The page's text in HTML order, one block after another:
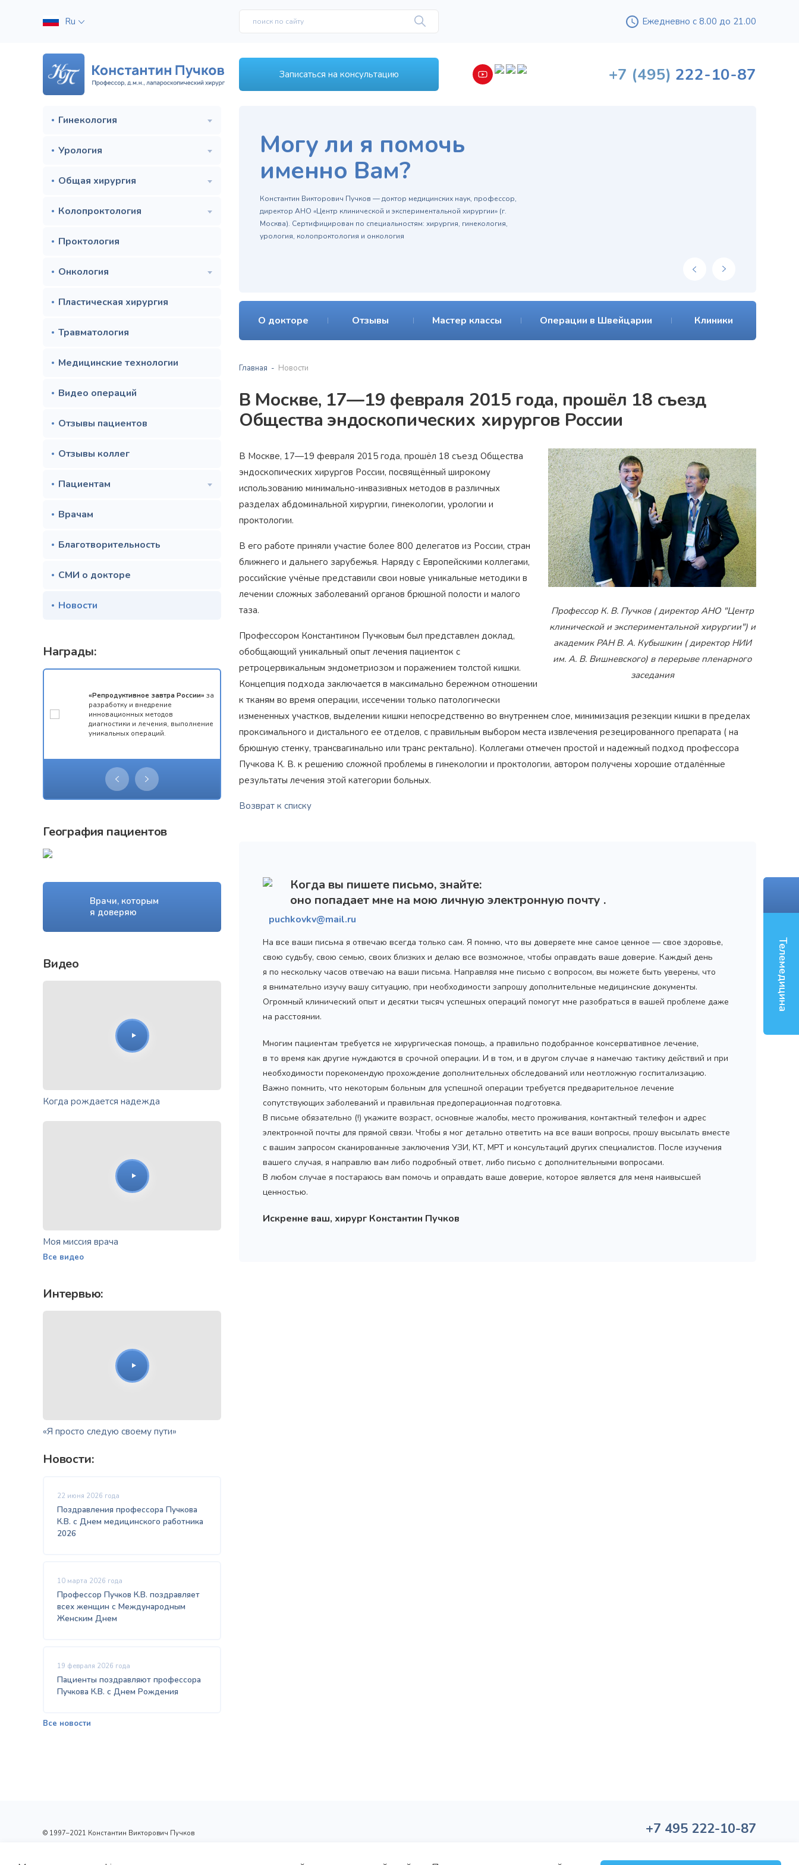
Ru Ежедневно с 8.00 до 21.00
Записаться на консультацию +7 (495) 222-10-87
Гинекология
Урология
Общая хирургия
Колопроктология
Проктология
Онкология
Пластическая хирургия
Травматология
Медицинские технологии
Видео операций
Отзывы пациентов
Отзывы коллег
Пациентам
Врачам
Благотворительность
СМИ о докторе
Новости
Награды:
«Репродуктивное завтра России» за
разработку и внедрение
инновационных методов
диагностики и лечения, выполнение
уникальных операций.
Орден «Честь и Слава Великой
России»за заслуги перед
Отечеством
Награжден почетным
лучший лапароскопический хирург
России
в развитие оперативной
гинекологии и эндоскопии
География пациентов
Врачи, которым
я доверяю
Видео
Когда рождается надежда
Моя миссия врача
Все видео
Интервью:
«Я просто следую своему пути»
Новости:
22 июня 2026 года
Поздравления профессора Пучкова
К.В. с Днем медицинского работника
2026
10 марта 2026 года
Профессор Пучков К.В. поздравляет
всех женщин с Международным
Женским Днем
19 февраля 2026 года
Пациенты поздравляют профессора
Пучкова К.В. с Днем Рождения
Все новости
Могу ли я помочь
именно Вам?
Константин Викторович Пучков — доктор медицинских наук, профессор,
директор АНО «Центр клинической и экспериментальной хирургии» (г.
Москва). Сертифицирован по специальностям: хирургия, гинекология,
урология, колопроктология и онкология
О докторе Отзывы Мастер классы Операции в Швейцарии Клиники
Главная Новости
В Москве, 17—19 февраля 2015 года, прошёл 18 съезд
Общества эндоскопических хирургов России
Профессор К. В. Пучков ( директор АНО "Центр
клинической и экспериментальной хирургии") и
академик РАН В. А. Кубышкин ( директор НИИ
им. А. В. Вишневского) в перерыве пленарного
заседания
В Москве, 17—19 февраля 2015 года, прошёл 18 съезд Общества
эндоскопических хирургов России, посвящённый широкому
использованию минимально-инвазивных методов в различных
разделах абдоминальной хирургии, гинекологии, урологии и
проктологии.
В его работе приняли участие более 800 делегатов из России, стран
ближнего и дальнего зарубежья. Наряду с Европейскими коллегами,
российские учёные представили свои новые уникальные методики в
лечении сложных заболеваний органов брюшной полости и малого
таза.
Профессором Константином Пучковым был представлен доклад,
обобщающий уникальный опыт лечения пациенток с
ретроцервикальным эндометриозом и поражением толстой кишки.
Концепция подхода заключается в максимально бережном отношении
к тканям во время операции, иссечении только патологически
измененных участков, выделении кишки непосредственно во внутреннем слое, минимизация резекции кишки в пределах
проксимального и дистального ее отделов, с правильным выбором места извлечения резецированного препарата ( на
брюшную стенку, трансвагинально или транс ректально). Коллегами отмечен простой и надежный подход профессора
Пучкова К. В. к решению сложной проблемы в гинекологии и проктологии, автором получены хорошие отдалённые
результаты лечения этой категории больных.
Возврат к списку
Когда вы пишете письмо, знайте:
оно попадает мне на мою личную электронную почту .
puchkovkv@mail.ru
Телемедицина
На все ваши письма я отвечаю всегда только сам. Я помню, что вы доверяете мне самое ценное — свое здоровье,
свою судьбу, свою семью, своих близких и делаю все возможное, чтобы оправдать ваше доверие. Каждый день
я по нескольку часов отвечаю на ваши письма. Направляя мне письмо с вопросом, вы можете быть уверены, что
я внимательно изучу вашу ситуацию, при необходимости запрошу дополнительные медицинские документы.
Огромный клинический опыт и десятки тысяч успешных операций помогут мне разобраться в вашей проблеме даже
на расстоянии.
Многим пациентам требуется не хирургическая помощь, а правильно подобранное консервативное лечение,
в то время как другие нуждаются в срочной операции. И в том, и в другом случае я намечаю тактику действий и при
необходимости порекомендую прохождение дополнительных обследований или неотложную госпитализацию.
Важно помнить, что некоторым больным для успешной операции требуется предварительное лечение
сопутствующих заболеваний и правильная предоперационная подготовка.
В письме обязательно (!) укажите возраст, основные жалобы, место проживания, контактный телефон и адрес
электронной почты для прямой связи. Чтобы я мог детально ответить на все ваши вопросы, прошу высылать вместе
с вашим запросом сканированные заключения УЗИ, КТ, МРТ и консультаций других специалистов. После изучения
вашего случая, я направлю вам либо подробный ответ, либо письмо с дополнительными вопросами.
В любом случае я постараюсь вам помочь и оправдать ваше доверие, которое является для меня наивысшей
ценностью.
Искренне ваш, хирург Константин Пучков
© 1997–2021 Константин Викторович Пучков
выдана Департаментом здравоохранения г.Москвы
+7 495 222-10-87
Политика конфиденциальности